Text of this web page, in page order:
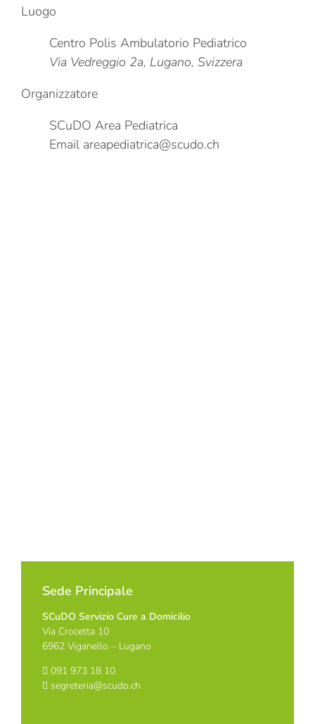
Luogo
Centro Polis Ambulatorio Pediatrico
Via Vedreggio 2a, Lugano, Svizzera
Organizzatore
SCuDO Area Pediatrica
Email areapediatrica@scudo.ch
Sede Principale
SCuDO Servizio Cure a Domicilio
Via Crocetta 10
6962 Viganello – Lugano
091 973 18 10
segreteria@scudo.ch